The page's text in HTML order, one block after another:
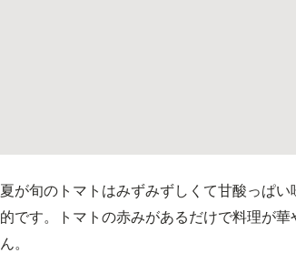
夏が旬のトマトはみずみずしくて甘酸っぱ
的です。トマトの赤みがあるだけで料理が
ん。